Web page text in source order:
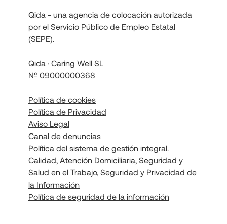
Qida - una agencia de colocación autorizada
por el Servicio Público de Empleo Estatal
(SEPE).
Qida · Caring Well SL
Nº 09000000368
Política de cookies
Política de Privacidad
Aviso Legal
Canal de denuncias
Política del sistema de gestión integral.
Calidad, Atención Domiciliaria, Seguridad y
Salud en el Trabajo, Seguridad y Privacidad de
la Información
Política de seguridad de la información